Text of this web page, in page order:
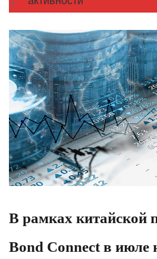
В рамках китайской
Bond Connect в июле